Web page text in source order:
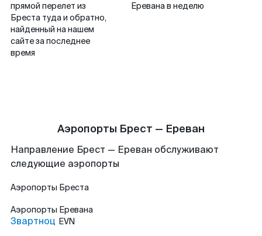
прямой перелет из
Бреста туда и обратно,
найденный на нашем
сайте за последнее
время
Еревана в неделю
Аэропорты Брест — Ереван
Направление Брест — Ереван обслуживают
следующие аэропорты
Аэропорты Бреста
Аэропорты Еревана
Звартноц EVN